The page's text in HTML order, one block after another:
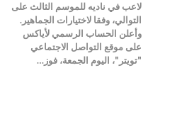
لاعب في ناديه للموسم الثالث على
التوالي، وفقا لاختيارات الجماهير.
وأعلن الحساب الرسمي لأياكس
على موقع التواصل الاجتماعي
"تويتر"، اليوم الجمعة، فوز…